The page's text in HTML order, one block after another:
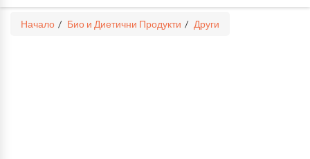
Начало Био и Диетични Продукти Други